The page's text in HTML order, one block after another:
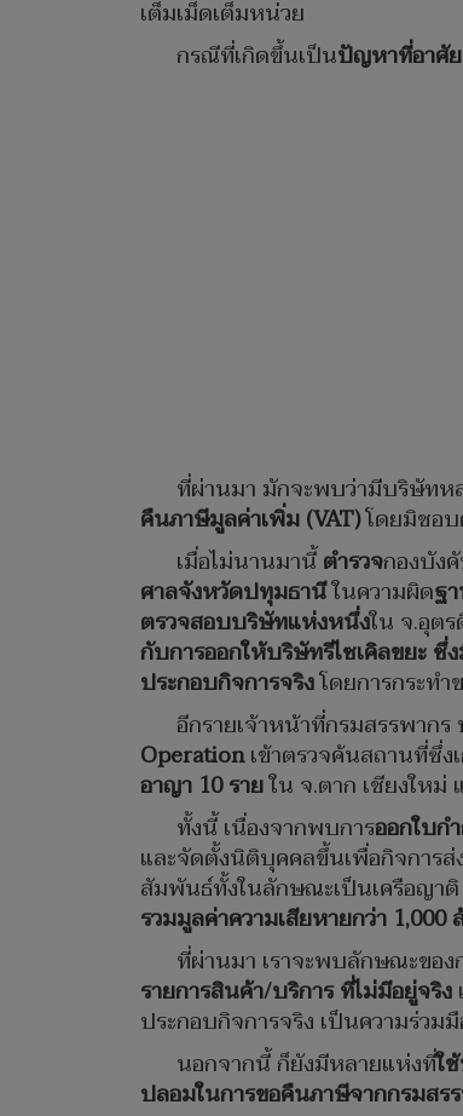
เต็มเม็ดเต็มหน่วย
กรณีที่เกิดขึ้นเป็นปัญหาที่อาศัย
ที่ผ่านมา มักจะพบว่ามีบริษัทห
คืนภาษีมูลค่าเพิ่ม (VAT)โดยมิชอ
เมื่อไม่นานมานี้ตำรวจกองบัง
ศาลจังหวัดปทุมธานีในความผิดฐ
ตรวจสอบบริษัทแห่งหนึ่งใน จ.อุต
กับการออกให้บริษัทรีไซเคิลขยะ ซึ่
ประกอบกิจการจริงโดยการกระท
อีกรายเจ้าหน้าที่กรมสรรพาก
Operationเข้าตรวจค้นสถานที่ซึ่ง
อาญา 10 รายใน จ.ตาก เชียงใหม่
ทั้งนี้ เนื่องจากพบการออกใบก
และจัดตั้งนิติบุคคลขึ้นเพื่อกิจการส่
สัมพันธ์ทั้งในลักษณะเป็นเครือญาติ
รวมมูลค่าความเสียหายกว่า 1,000
ที่ผ่านมา เราจะพบลักษณะขอ
รายการสินค้า/บริการ ที่ไม่มีอยู่จริง
ประกอบกิจการจริง เป็นความร่วม
นอกจากนี้ ก็ยังมีหลายแห่งที่ใ
ปลอมในการขอคืนภาษีจากกรมสร